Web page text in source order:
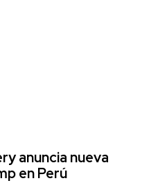
anuncia nueva
en Perú